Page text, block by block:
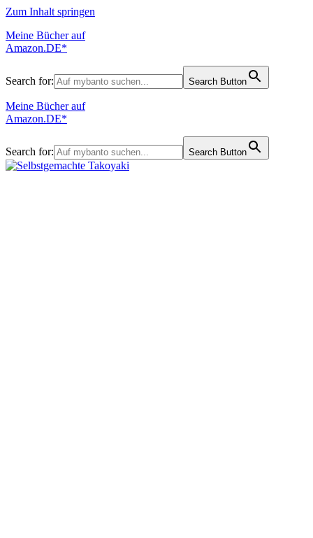
Zum Inhalt springen
Meine Bücher auf
Amazon.DE*
Search for: Search Button
Meine Bücher auf
Amazon.DE*
Search for: Search Button